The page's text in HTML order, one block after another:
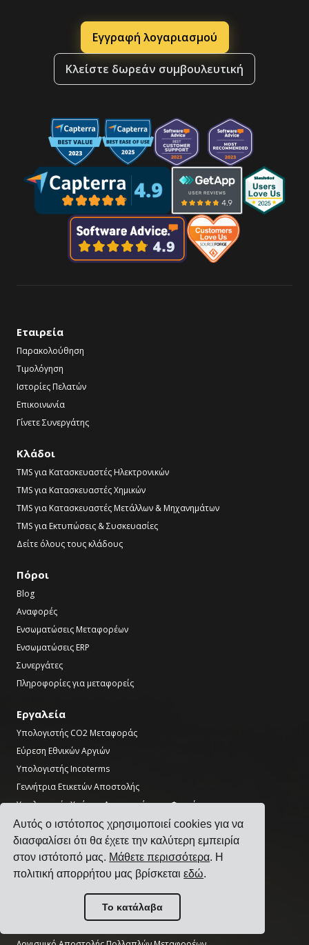
Αυτός ο ιστότοπος χρησιμοποιεί cookies για να
διασφαλίσει ότι θα έχετε την καλύτερη εμπειρία
στον ιστότοπό μας. Μάθετε περισσότερα. Η
πολιτική απορρήτου μας βρίσκεταιεδώ.
Το κατάλαβα
Εγγραφή λογαριασμού
Κλείστε δωρεάν συμβουλευτική
Εταιρεία
Παρακολούθηση
Τιμολόγηση
Ιστορίες Πελατών
Επικοινωνία
Γίνετε Συνεργάτης
Κλάδοι
TMS για Κατασκευαστές Ηλεκτρονικών
TMS για Κατασκευαστές Χημικών
TMS για Κατασκευαστές Μετάλλων & Μηχανημάτων
TMS για Εκτυπώσεις & Συσκευασίες
Δείτε όλους τους κλάδους
Πόροι
Blog
Αναφορές
Ενσωματώσεις Μεταφορέων
Ενσωματώσεις ERP
Συνεργάτες
Πληροφορίες για μεταφορείς
Εργαλεία
Υπολογιστής CO2 Μεταφοράς
Εύρεση Εθνικών Αργιών
Υπολογιστής Incoterms
Γεννήτρια Ετικετών Αποστολής
Υπολογιστής Χρόνου Διαμετακόμισης Φορτίου
Προϊόν
Λογισμικό Διαχείρισης Μεταφορών
Λογισμικό Διαχείρισης Τιμών Μεταφοράς
Λογισμικό Διαχείρισης Πρόσθετων Χρεώσεων Μεταφοράς
Λογισμικό Ενσωμάτωσης Μεταφορέων